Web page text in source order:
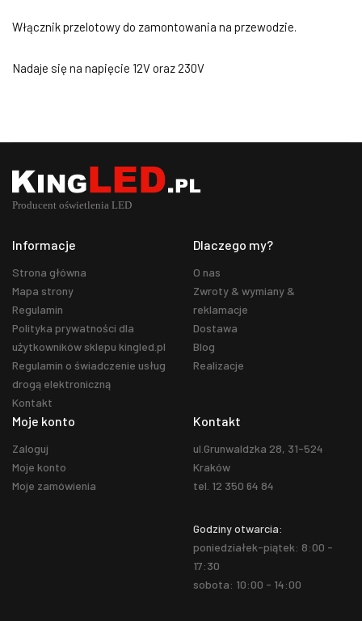
Włącznik przelotowy do zamontowania na przewodzie.
Nadaje się na napięcie 12V oraz 230V
Informacje
Strona główna
Mapa strony
Regulamin
Polityka prywatności dla
użytkowników sklepu kingled.pl
Regulamin o świadczenie usług
drogą elektroniczną
Kontakt
Dlaczego my?
O nas
Zwroty & wymiany &
reklamacje
Dostawa
Blog
Realizacje
Moje konto
Zaloguj
Moje konto
Moje zamówienia
Kontakt
ul.Grunwaldzka 28, 31-524
Kraków
tel. 12 350 64 84
Godziny otwarcia:
poniedziałek-piątek: 8:00 -
17:30
sobota: 10:00 - 14:00